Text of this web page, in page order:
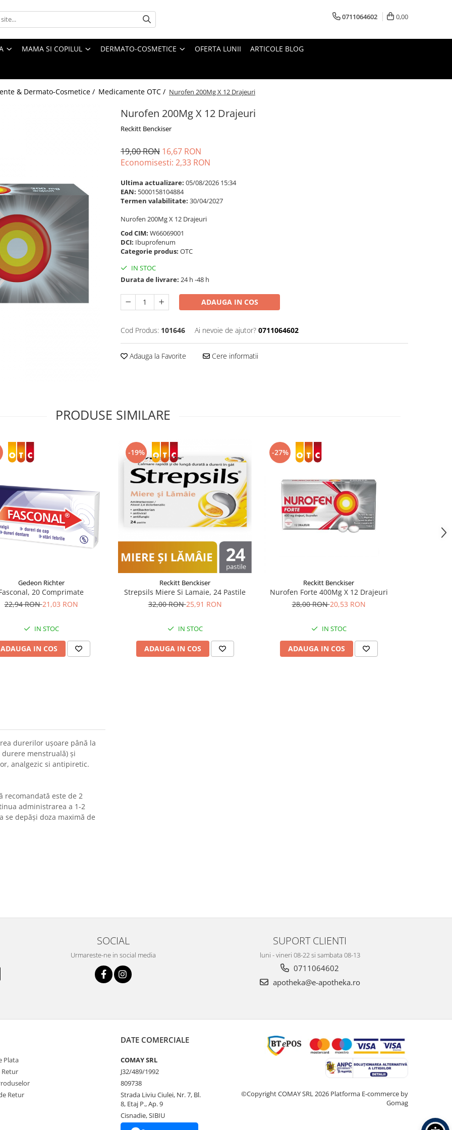
0711064602 0,00
MAMA SI COPILUL DERMATO-COSMETICE OFERTA LUNII ARTICOLE BLOG
& Dermato-Cosmetice / Medicamente OTC / Nurofen 200Mg X 12 Drajeuri
Nurofen 200Mg X 12 Drajeuri
Reckitt Benckiser
19,00 RON 16,67 RON
Economisesti: 2,33 RON
Ultima actualizare: 05/08/2026 15:34
EAN: 5000158104884
Termen valabilitate: 30/04/2027
Nurofen 200Mg X 12 Drajeuri
Cod CIM: W66069001
DCI: Ibuprofenum
Categorie produs: OTC
IN STOC
Durata de livrare: 24 h -48 h
ADAUGA IN COS
Cod Produs: 101646 Ai nevoie de ajutor? 0711064602
Adauga la Favorite Cere informatii
PRODUSE SIMILARE
Gedeon Richter
20 Comprimate
22,94 RON21,03 RON
IN STOC
ADAUGA IN COS
-19%
Reckitt Benckiser
Strepsils Miere Si Lamaie, 24 Pastile
32,00 RON25,91 RON
IN STOC
ADAUGA IN COS
-27%
Reckitt Benckiser
Nurofen Forte 400Mg X 12 Drajeuri
28,00 RON20,53 RON
IN STOC
ADAUGA IN COS
durerilor uşoare până la
menstruală) şi
analgezic si antipiretic.
recomandată este de 2
administrarea a 1-2
se depăși doza maximă de
SOCIAL
Urmareste-ne in social media
SUPORT CLIENTI
luni - vineri 08-22 si sambata 08-13
0711064602
apotheka@e-apotheka.ro
Plata
Retur
Retur
DATE COMERCIALE
COMAY SRL
J32/489/1992
809738
Strada Liviu Ciulei, Nr. 7, Bl.
8, Etaj P., Ap. 9
Cisnadie, SIBIU
©Copyright COMAY SRL 2026 Platforma E-commerce by
Gomag